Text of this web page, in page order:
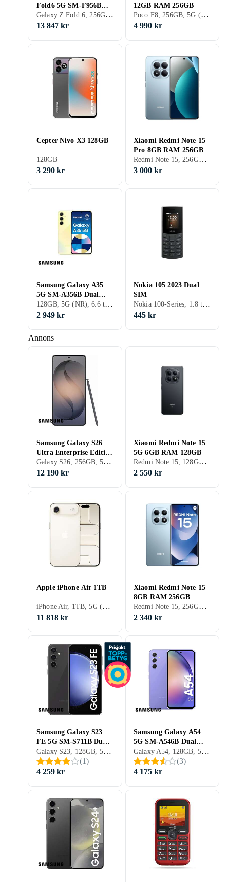
Annons
Fold6 5G SM-F956B
Dual SIM 12GB RAM
256GB
Galaxy Z Fold 6, 256GB, 5G (NR), 7.6 tum, 12GB, 2024
13 847 kr
12GB RAM 256GB
Poco F8, 256GB, 5G (NR), 6.59 tum, 12GB, 2025
4 990 kr
Cepter Nivo X3 128GB
128GB
3 290 kr
Xiaomi Redmi Note 15
Pro 8GB RAM 256GB
Redmi Note 15, 256GB, 5G (NR), 6.77 tum, 8GB, 2026
3 000 kr
Samsung Galaxy A35
5G SM-A356B Dual
SIM 6GB RAM 128GB128GB, 5G (NR), 6.6 tum, 6GB, 2024
2 949 kr
Nokia 105 2023 Dual
SIM
Nokia 100-Series, 1.8 tum, 128MB, 2023
445 kr
Samsung Galaxy S26
Ultra Enterprise Edition
5G 12GB RAM 256GBGalaxy S26, 256GB, 5G (NR), 6.9 tum, 12GB
12 190 kr
Xiaomi Redmi Note 15
5G 6GB RAM 128GB
Redmi Note 15, 128GB, 5G (NR), 6.77 tum, 6GB, 2026
2 550 kr
Apple iPhone Air 1TB
iPhone Air, 1TB, 5G (NR), 6.5 tum, 8GB, 2025
11 818 kr
Xiaomi Redmi Note 15
8GB RAM 256GB
Redmi Note 15, 256GB, 5G (NR), 6.77 tum, 8GB, 2026
2 340 kr
Samsung Galaxy S23
FE 5G SM-S711B Dual
SIM 8GB RAM 128GBGalaxy S23, 128GB, 5G (NR), 6.4 tum, 8GB, 2023
(1)
4 259 kr
Samsung Galaxy A54
5G SM-A546B Dual
SIM 8GB RAM 128GBGalaxy A54, 128GB, 5G (NR), 6.4 tum, 8GB, 2023
(3)
4 175 kr